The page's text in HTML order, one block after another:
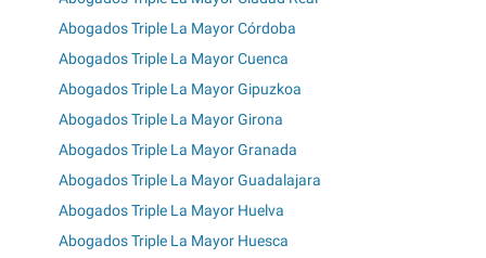
Abogados Triple La Mayor Córdoba
Abogados Triple La Mayor Cuenca
Abogados Triple La Mayor Gipuzkoa
Abogados Triple La Mayor Girona
Abogados Triple La Mayor Granada
Abogados Triple La Mayor Guadalajara
Abogados Triple La Mayor Huelva
Abogados Triple La Mayor Huesca